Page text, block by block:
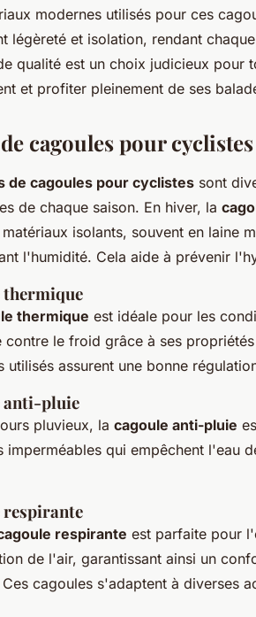
modernes utilisés pour ces
légèreté et isolation, rendant
qualité est un choix judicieux pour
et profiter pleinement de ses
cagoules pour cyclistes
de cagoules pour cyclistes sont
de chaque saison. En hiver, la
isolants, souvent en laine
l'humidité. Cela aide à prévenir
thermique
thermique est idéale pour les
contre le froid grâce à ses
utilisés assurent une bonne
anti-pluie
pluvieux, la cagoule anti-pluie
imperméables qui empêchent l'eau
respirante
respirante est parfaite pour
de l'air, garantissant ainsi un
cagoules s'adaptent à diverses